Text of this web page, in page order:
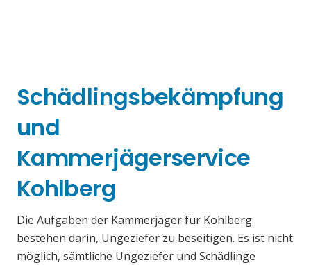
Schädlingsbekämpfung
und
Kammerjägerservice
Kohlberg
Die Aufgaben der Kammerjäger für Kohlberg
bestehen darin, Ungeziefer zu beseitigen. Es ist nicht
möglich, sämtliche Ungeziefer und Schädlinge